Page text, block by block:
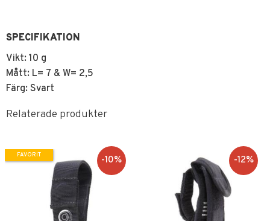
SPECIFIKATION
Vikt: 10 g
Mått: L= 7 & W= 2,5
Färg: Svart
Relaterade produkter
10%
FAVORIT 12%